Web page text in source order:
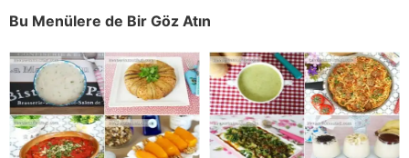
Bu Menülere de Bir Göz Atın